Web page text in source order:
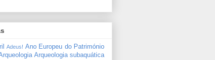
Adeus! Ano Europeu do Património
Arqueologia subaquática